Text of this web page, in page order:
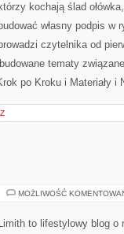
którzy kochają ślad
budować własny podpis w
czytelnika od
tematy
po Kroku i Materiały
MOŻLIWOŚĆ
Limith to lifestylowy blog o